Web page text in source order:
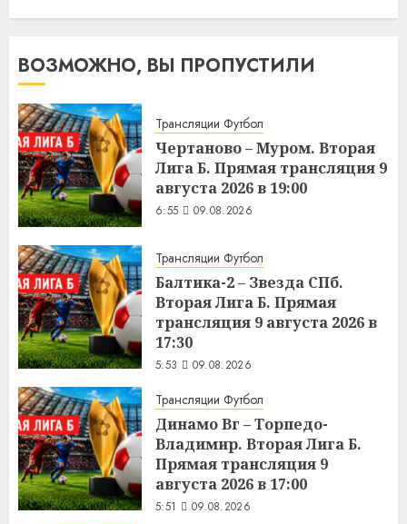
ВОЗМОЖНО, ВЫ ПРОПУСТИЛИ
Трансляции Футбол
Чертаново – Муром. Вторая
Лига Б. Прямая трансляция 9
августа 2026 в 19:00
6:55 09.08.2026
Трансляции Футбол
Балтика-2 – Звезда СПб.
Вторая Лига Б. Прямая
трансляция 9 августа 2026 в
17:30
5:53 09.08.2026
Трансляции Футбол
Динамо Вг – Торпедо-
Владимир. Вторая Лига Б.
Прямая трансляция 9
августа 2026 в 17:00
5:51 09.08.2026